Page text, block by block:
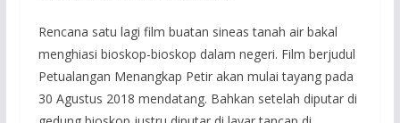
Rencana satu lagi film buatan sineas tanah air bakal
menghiasi bioskop-bioskop dalam negeri. Film berjudul
Petualangan Menangkap Petir akan mulai tayang pada
30 Agustus 2018 mendatang. Bahkan setelah diputar di